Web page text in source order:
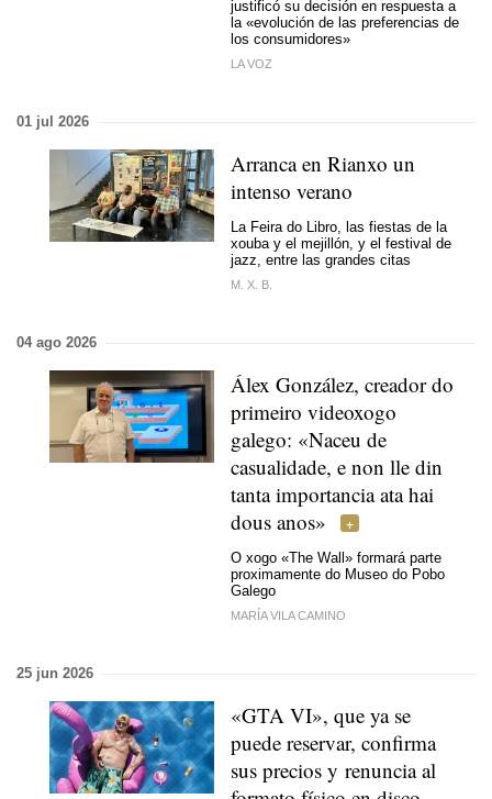
justificó su decisión en respuesta a
la «evolución de las preferencias de
los consumidores»
LA VOZ
01 jul 2026
Arranca en Rianxo un
intenso verano
La Feira do Libro, las fiestas de la
xouba y el mejillón, y el festival de
jazz, entre las grandes citas
M. X. B.
04 ago 2026
Álex González, creador do
primeiro videoxogo
galego: «Naceu de
casualidade, e non lle din
tanta importancia ata hai
dous anos»
O xogo «The Wall» formará parte
proximamente do Museo do Pobo
Galego
MARÍA VILA CAMINO
25 jun 2026
«GTA VI», que ya se
puede reservar, confirma
sus precios y renuncia al